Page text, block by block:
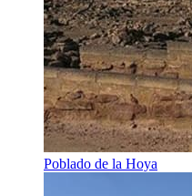
Poblado de la Hoya